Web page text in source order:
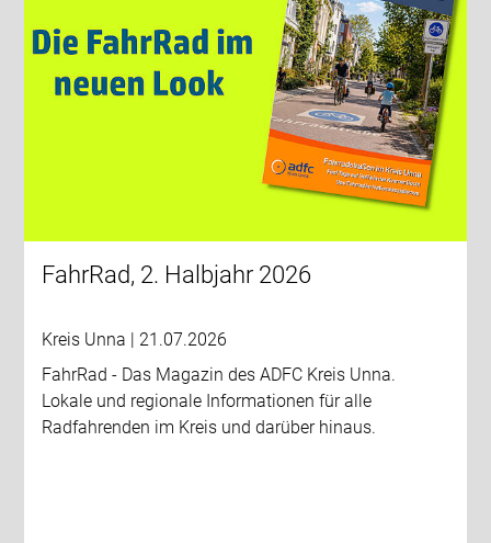
FahrRad, 2. Halbjahr 2026
Kreis Unna | 21.07.2026
FahrRad - Das Magazin des ADFC Kreis Unna.
Lokale und regionale Informationen für alle
Radfahrenden im Kreis und darüber hinaus.